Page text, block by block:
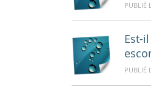
PUBLIÉ
Est-
PUBLIÉ